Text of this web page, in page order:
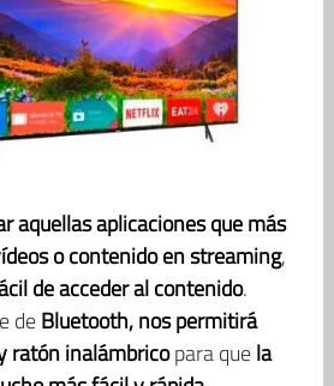
aquellas aplicaciones que más
o contenido en streaming,
de acceder al contenido.
deBluetooth, nos permitirá
ratón inalámbricopara quela